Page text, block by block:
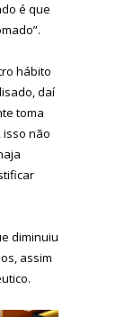
é que
hábito
daí
toma
isso não
diminuiu
assim